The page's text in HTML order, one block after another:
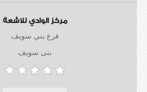
مركز الوادي للاشعة
فرع بني سويف
بنى سويف